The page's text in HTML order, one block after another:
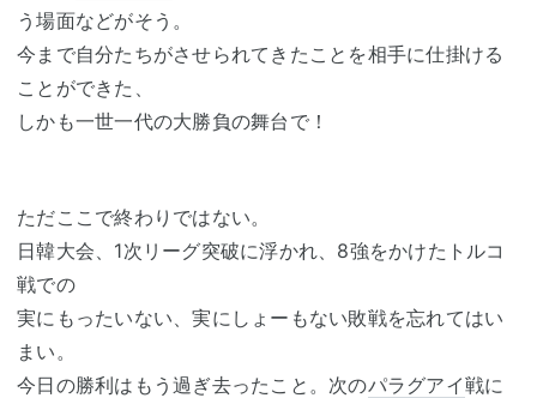
う場面などがそう。
今まで自分たちがさせられてきたことを相手に仕掛ける
ことができた、
しかも一世一代の大勝負の舞台で！
ただここで終わりではない。
日韓大会、1次リーグ突破に浮かれ、8強をかけたトルコ
戦での
実にもったいない、実にしょーもない敗戦を忘れてはい
まい。
今日の勝利はもう過ぎ去ったこと。次のパラグアイ戦に